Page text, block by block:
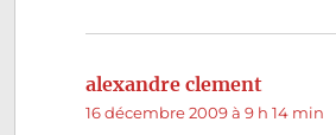
alexandre clement
16 décembre 2009 à 9 h 14 min